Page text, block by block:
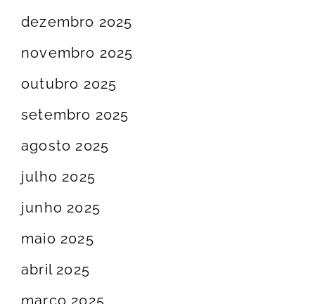
dezembro 2025
novembro 2025
outubro 2025
setembro 2025
agosto 2025
julho 2025
junho 2025
maio 2025
abril 2025
março 2025